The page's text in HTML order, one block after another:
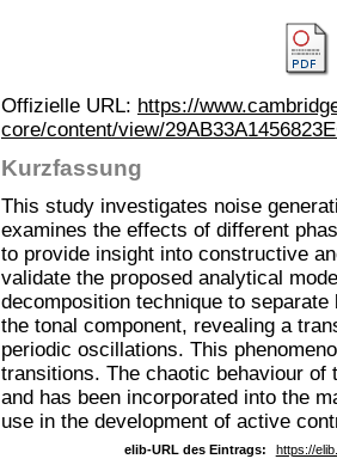
Offizielle URL: https://
core/content/view/
Kurzfassung
This study investigates noise
examines the effects of different
to provide insight into constructive
validate the proposed analytical
decomposition technique to
the tonal component, revealing a
periodic oscillations. This
transitions. The chaotic behaviour
and has been incorporated into the
use in the development of active
elib-URL des Eintrags:
https://